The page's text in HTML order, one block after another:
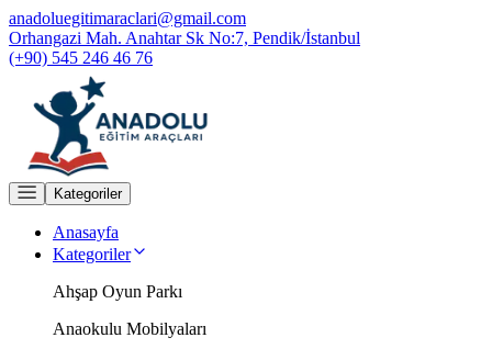
anadoluegitimaraclari@gmail.com
Orhangazi Mah. Anahtar Sk No:7, Pendik/İstanbul
(+90) 545 246 46 76
Kategoriler
Anasayfa
Kategoriler
Ahşap Oyun Parkı
Anaokulu Mobilyaları